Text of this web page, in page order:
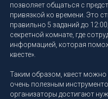
позволяет общаться с
привязкой ко времени. Это
правильно 5 заданий до
секретной комнате, где
информацией, которая
квесте».
Таким образом, квест можно
очень полезным
организаторы достигают